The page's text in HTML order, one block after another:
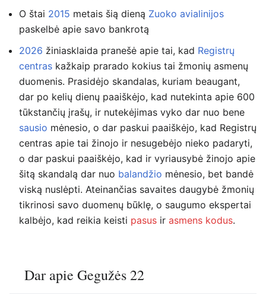
O štai 2015 metais šią dieną Zuoko avialinijos
paskelbė apie savo bankrotą
2026 žiniasklaida pranešė apie tai, kad Registrų
centras kažkaip prarado kokius tai žmonių asmenų
duomenis. Prasidėjo skandalas, kuriam beaugant,
dar po kelių dienų paaiškėjo, kad nutekinta apie 600
tūkstančių įrašų, ir nutekėjimas vyko dar nuo bene
sausio mėnesio, o dar paskui paaiškėjo, kad Registrų
centras apie tai žinojo ir nesugebėjo nieko padaryti,
o dar paskui paaiškėjo, kad ir vyriausybė žinojo apie
šitą skandalą dar nuo balandžio mėnesio, bet bandė
viską nuslėpti. Ateinančias savaites daugybė žmonių
tikrinosi savo duomenų būklę, o saugumo ekspertai
kalbėjo, kad reikia keisti pasus ir asmens kodus.
Dar apie Gegužės 22